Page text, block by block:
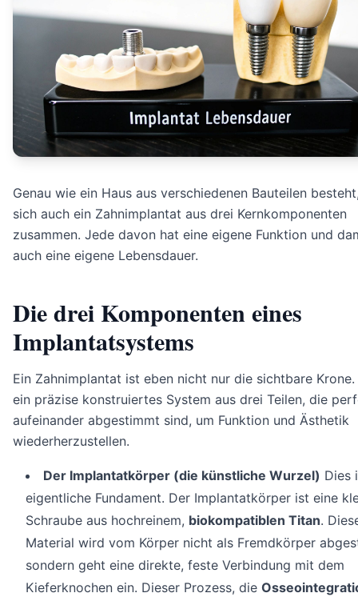
Genau wie ein Haus aus verschiedenen Bauteilen
sich auch ein Zahnimplantat aus drei Kernkomponenten
zusammen. Jede davon hat eine eigene Funktion und
auch eine eigene Lebensdauer.
Die drei Komponenten eines
Implantatsystems
Ein Zahnimplantat ist eben nicht nur die sichtbare Krone.
ein präzise konstruiertes System aus drei Teilen, die
aufeinander abgestimmt sind, um Funktion und Ästhetik
wiederherzustellen.
Der Implantatkörper (die künstliche Wurzel) Dies
eigentliche Fundament. Der Implantatkörper ist eine
Schraube aus hochreinem, biokompatiblen Titan.
Material wird vom Körper nicht als Fremdkörper
sondern geht eine direkte, feste Verbindung mit dem
Kieferknochen ein. Dieser Prozess, die